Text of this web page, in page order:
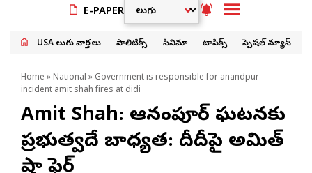
E-PAPER
USA తెలుగు వార్తలు పాలిటిక్స్ సినిమా టాపిక్స్ స్పెషల్ న్యూస్
Home » National » Government is responsible for anandpur
incident amit shah fires at didi
Amit Shah: ఆనంద్‌పూర్ ఘటనకు
ప్రభుత్వదే బాధ్యత: దీదీపై అమిత్